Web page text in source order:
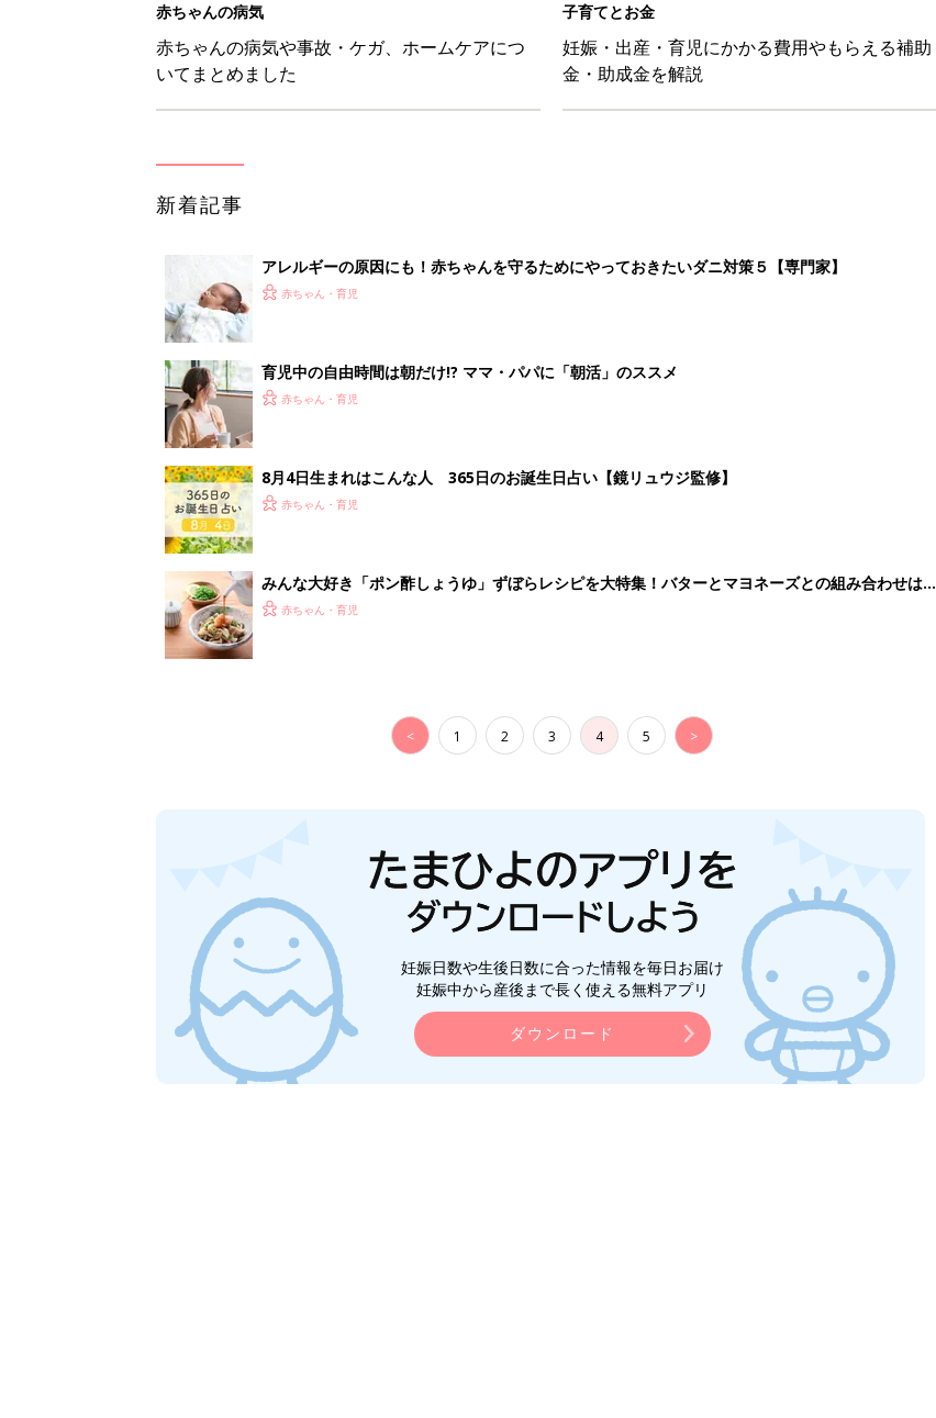
赤ちゃんの病気
赤ちゃんの病気や事故・ケガ、ホームケアにつ
いてまとめました
子育てとお金
妊娠・出産・育児にかかる費用やもらえる補助
金・助成金を解説
新着記事
アレルギーの原因にも！赤ちゃんを守るためにやっておきたいダニ対策５【専門家】
赤ちゃん・育児
育児中の自由時間は朝だけ!? ママ・パパに「朝活」のススメ
赤ちゃん・育児
8月4日生まれはこんな人 365日のお誕生日占い【鏡リュウジ監修】
赤ちゃん・育児
みんな大好き「ポン酢しょうゆ」ずぼらレシピを大特集！バターとマヨネーズとの組み合わせは栄
養学的にも最高⁉
赤ちゃん・育児
< 1 2 3 4 5 >
妊娠日数や生後日数に合った情報を毎日お届け
妊娠中から産後まで長く使える無料アプリ
ダウンロード